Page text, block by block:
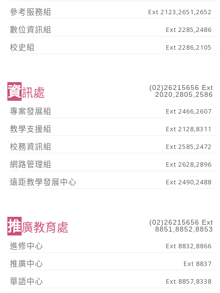
參考服務組 Ext 2123,2651,2652
數位資訊組 Ext 2285,2486
校史組 Ext 2286,2105
資訊處
(02)26215656 Ext
2020,2805,2586
專案發展組 Ext 2466,2607
教學支援組 Ext 2128,8311
校務資訊組 Ext 2585,2472
網路管理組 Ext 2628,2896
遠距教學發展中心 Ext 2490,2488
推廣教育處
(02)26215656 Ext
8851,8852,8853
進修中心 Ext 8832,8866
推廣中心 Ext 8837
華語中心 Ext 8857,8338